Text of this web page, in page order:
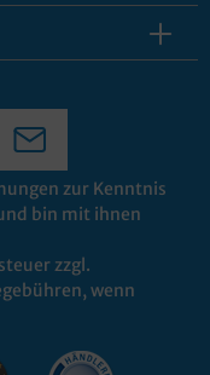
zur Kenntnis
bin mit ihnen
zzgl.
wenn